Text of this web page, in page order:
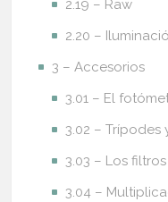
2.19 – Raw
2.20 –
3 – Accesorios
3.01 – El
3.02 – Trípodes
3.03 – Los filtros
3.04 –